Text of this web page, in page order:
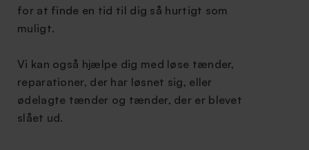
for at finde en tid til dig så hurtigt som
muligt.
Vi kan også hjælpe dig med løse tænder,
reparationer, der har løsnet sig, eller
ødelagte tænder og tænder, der er blevet
slået ud.